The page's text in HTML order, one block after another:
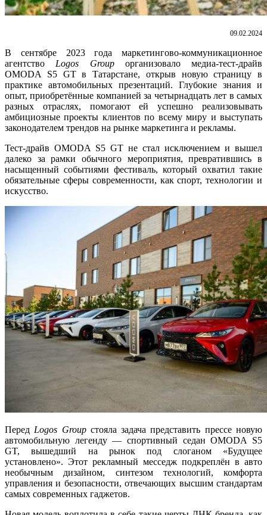
09.02.2024
В сентябре 2023 года маркетингово-коммуникационное
агентство Logos Groupорганизовало медиа-тест-драйв
OMODA S5 GT в Татарстане, открыв новую страницу в
практике автомобильных презентаций. Глубокие знания и
опыт, приобретённые компанией за четырнадцать лет в самых
разных отраслях, помогают ей успешно реализовывать
амбициозные проекты клиентов по всему миру и выступать
законодателем трендов на рынке маркетинга и рекламы.
Тест-драйв OMODA S5 GT не стал исключением и вышел
далеко за рамки обычного мероприятия, превратившись в
насыщенный событиями фестиваль, который охватил такие
обязательные сферы современности, как спорт, технологии и
искусство.
Перед Logos Groupстояла задача представить прессе новую
автомобильную легенду — спортивный седан OMODA S5
GT, вышедший на рынок под слоганом «Будущее
установлено». Этот рекламный месседж подкреплён в авто
необычным дизайном, синтезом технологий, комфорта
управления и безопасности, отвечающих высшим стандартам
самых современных гаджетов.